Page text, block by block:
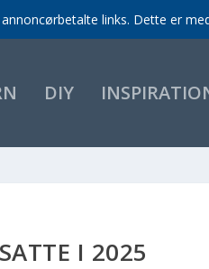
links. Dette er
DIY
I 2025